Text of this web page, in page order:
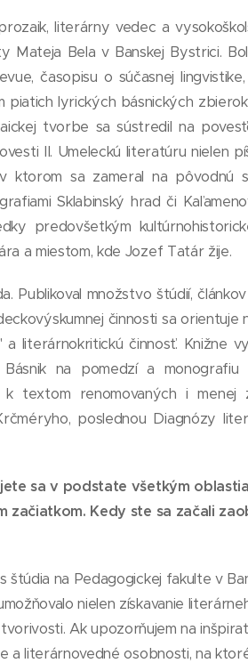
literárny vedec a
Mateja Bela v Banskej Bystrici.
časopisu o súčasnej
lyrických básnických
tvorbe sa sústredil na
II. Umeleckú literatúru nielen
ktorom sa zameral na pôvodnú
Sklabinský hrad či
predovšetkým
a miestom, kde Jozef Tatár žije.
Publikoval množstvo štúdií,
činnosti sa
literárnokritickú činnosť. Knižne
Básnik na pomedzí a
textom renomovaných i menej
poslednou Diagnózy
sa v podstate všetkým
začiatkom. Kedy ste sa začali
štúdia na Pedagogickej fakulte v
nielen získavanie
Ak upozorňujem na
a literárnovedné osobnosti, na